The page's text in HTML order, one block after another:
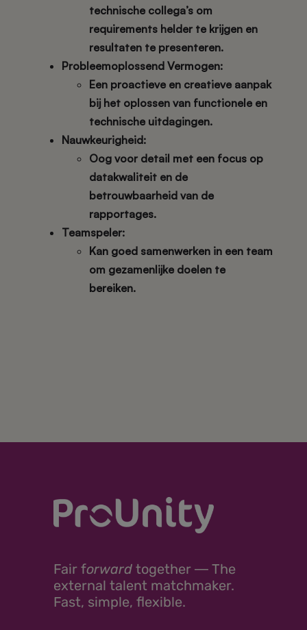
technische collega’s om
requirements helder te krijgen en
resultaten te presenteren.
Probleemoplossend Vermogen:
Een proactieve en creatieve aanpak
bij het oplossen van functionele en
technische uitdagingen.
Nauwkeurigheid:
Oog voor detail met een focus op
datakwaliteit en de
betrouwbaarheid van de
rapportages.
Teamspeler:
Kan goed samenwerken in een team
om gezamenlijke doelen te
bereiken.
Fair forward together ― The
external talent matchmaker.
Fast, simple, flexible.